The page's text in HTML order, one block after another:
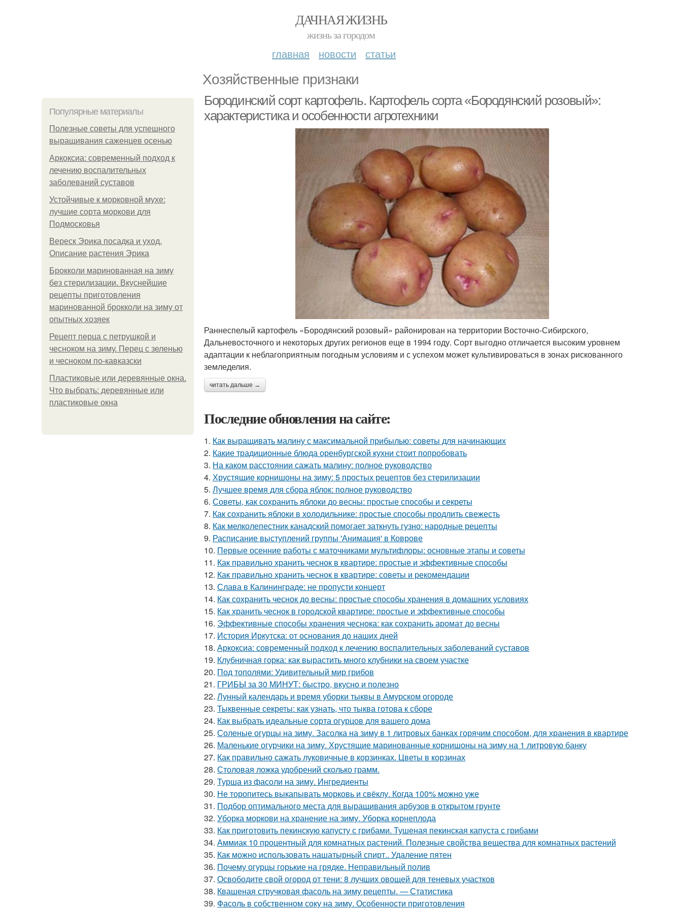
ДАЧНАЯ ЖИЗНЬ
жизнь за городом
главная новости статьи
Хозяйственные признаки
Популярные материалы
Полезные советы для успешного
выращивания саженцев осенью
Аркоксиа: современный подход к
лечению воспалительных
заболеваний суставов
Устойчивые к морковной мухе:
лучшие сорта моркови для
Подмосковья
Вереск Эрика посадка и уход.
Описание растения Эрика
Брокколи маринованная на зиму
без стерилизации. Вкуснейшие
рецепты приготовления
маринованной брокколи на зиму от
опытных хозяек
Рецепт перца с петрушкой и
чесноком на зиму. Перец с зеленью
и чесноком по-кавказски
Пластиковые или деревянные окна.
Что выбрать: деревянные или
пластиковые окна
Бородинский сорт картофель. Картофель сорта «Бородянский розовый»:
характеристика и особенности агротехники
Раннеспелый картофель «Бородянский розовый» районирован на территории Восточно-Сибирского,
Дальневосточного и некоторых других регионов еще в 1994 году. Сорт выгодно отличается высоким уровнем
адаптации к неблагоприятным погодным условиям и с успехом может культивироваться в зонах рискованного
земледелия.
читать дальше →
Последние обновления на сайте:
1. Как выращивать малину с максимальной прибылью: советы для начинающих
2. Какие традиционные блюда оренбургской кухни стоит попробовать
3. На каком расстоянии сажать малину: полное руководство
4. Хрустящие корнишоны на зиму: 5 простых рецептов без стерилизации
5. Лучшее время для сбора яблок: полное руководство
6. Советы, как сохранить яблоки до весны: простые способы и секреты
7. Как сохранить яблоки в холодильнике: простые способы продлить свежесть
8. Как мелколепестник канадский помогает заткнуть гузно: народные рецепты
9. Расписание выступлений группы 'Анимация' в Коврове
10. Первые осенние работы с маточниками мультифлоры: основные этапы и советы
11. Как правильно хранить чеснок в квартире: простые и эффективные способы
12. Как правильно хранить чеснок в квартире: советы и рекомендации
13. Слава в Калининграде: не пропусти концерт
14. Как сохранить чеснок до весны: простые способы хранения в домашних условиях
15. Как хранить чеснок в городской квартире: простые и эффективные способы
16. Эффективные способы хранения чеснока: как сохранить аромат до весны
17. История Иркутска: от основания до наших дней
18. Аркоксиа: современный подход к лечению воспалительных заболеваний суставов
19. Клубничная горка: как вырастить много клубники на своем участке
20. Под тополями: Удивительный мир грибов
21. ГРИБЫ за 30 МИНУТ: быстро, вкусно и полезно
22. Лунный календарь и время уборки тыквы в Амурском огороде
23. Тыквенные секреты: как узнать, что тыква готова к сборе
24. Как выбрать идеальные сорта огурцов для вашего дома
25. Соленые огурцы на зиму. Засолка на зиму в 1 литровых банках горячим способом, для хранения в квартире
26. Маленькие огурчики на зиму. Хрустящие маринованные корнишоны на зиму на 1 литровую банку
27. Как правильно сажать луковичные в корзинках. Цветы в корзинах
28. Столовая ложка удобрений сколько грамм.
29. Турша из фасоли на зиму. Ингредиенты
30. Не торопитесь выкапывать морковь и свёклу. Когда 100% можно уже
31. Подбор оптимального места для выращивания арбузов в открытом грунте
32. Уборка моркови на хранение на зиму. Уборка корнеплода
33. Как приготовить пекинскую капусту с грибами. Тушеная пекинская капуста с грибами
34. Аммиак 10 процентный для комнатных растений. Полезные свойства вещества для комнатных растений
35. Как можно использовать нашатырный спирт.. Удаление пятен
36. Почему огурцы горькие на грядке. Неправильный полив
37. Освободите свой огород от тени: 8 лучших овощей для теневых участков
38. Квашеная стручковая фасоль на зиму рецепты. — Статистика
39. Фасоль в собственном соку на зиму. Особенности приготовления